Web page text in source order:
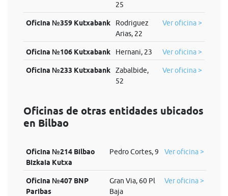
25
Oficina №359 Kutxabank
Rodriguez
Arias, 22
Ver oficina >
Oficina №106 Kutxabank Hernani, 23 Ver oficina >
Oficina №233 Kutxabank
Zabalbide,
52
Ver oficina >
Oficinas de otras entidades ubicados
en Bilbao
Oficina №214 Bilbao
Bizkaia Kutxa
Pedro Cortes, 9 Ver oficina >
Oficina №407 BNP
Paribas
Gran Via, 60 Pl
Baja
Ver oficina >